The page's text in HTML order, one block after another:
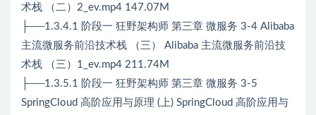
术栈 （二）2_ev.mp4 147.07M
├──1.3.4.1 阶段一 狂野架构师 第三章 微服务 3-4 Alibaba
主流微服务前沿技术栈 （三） Alibaba 主流微服务前沿技
术栈 （三）1_ev.mp4 211.74M
├──1.3.5.1 阶段一 狂野架构师 第三章 微服务 3-5
SpringCloud 高阶应用与原理 (上) SpringCloud 高阶应用与